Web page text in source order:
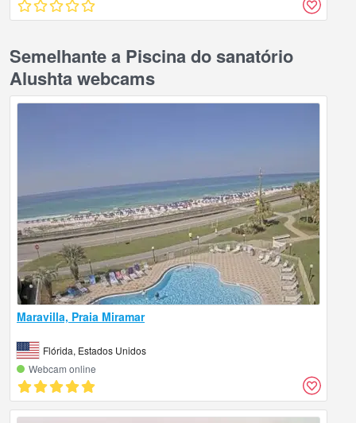
Semelhante a Piscina do sanatório
Alushta webcams
Maravilla, Praia Miramar
Flórida, Estados Unidos
Webcam online